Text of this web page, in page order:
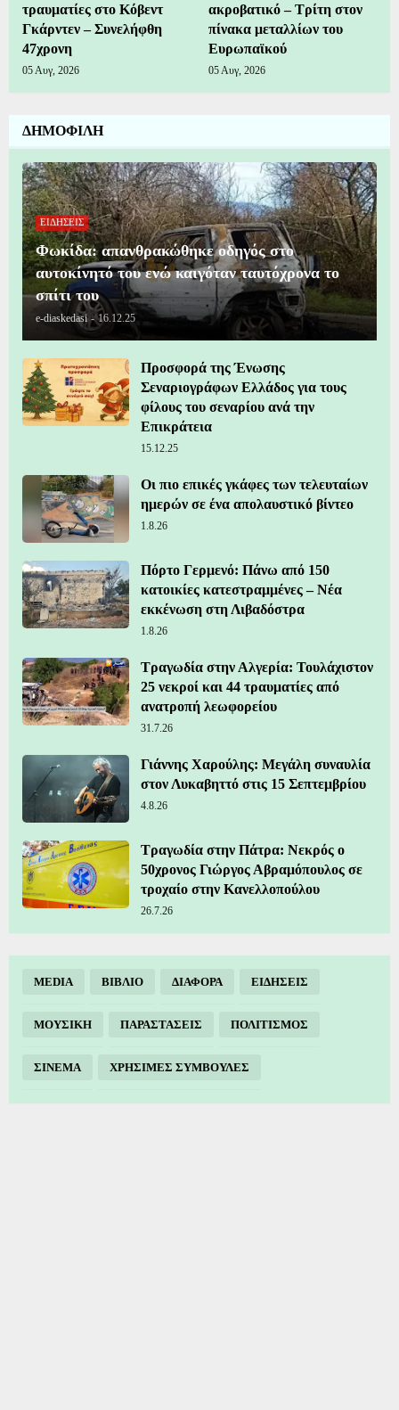
τραυματίες στο Κόβεντ
Γκάρντεν – Συνελήφθη
47χρονη
05 Αυγ, 2026
ακροβατικό – Τρίτη στον
πίνακα μεταλλίων του
Ευρωπαϊκού
05 Αυγ, 2026
ΔΗΜΟΦΙΛΗ
ΕΙΔΗΣΕΙΣ
Φωκίδα: απανθρακώθηκε οδηγός στο
αυτοκίνητό του ενώ καιγόταν ταυτόχρονα το
σπίτι του
e-diaskedasi - 16.12.25
Προσφορά της Ένωσης
Σεναριογράφων Ελλάδος για τους
φίλους του σεναρίου ανά την
Επικράτεια
15.12.25
Οι πιο επικές γκάφες των τελευταίων
ημερών σε ένα απολαυστικό βίντεο
1.8.26
Πόρτο Γερμενό: Πάνω από 150
κατοικίες κατεστραμμένες – Νέα
εκκένωση στη Λιβαδόστρα
1.8.26
Τραγωδία στην Αλγερία: Τουλάχιστον
25 νεκροί και 44 τραυματίες από
ανατροπή λεωφορείου
31.7.26
Γιάννης Χαρούλης: Μεγάλη συναυλία
στον Λυκαβηττό στις 15 Σεπτεμβρίου
4.8.26
Τραγωδία στην Πάτρα: Νεκρός ο
50χρονος Γιώργος Αβραμόπουλος σε
τροχαίο στην Κανελλοπούλου
26.7.26
MEDIA ΒΙΒΛΙΟ ΔΙΑΦΟΡΑ ΕΙΔΗΣΕΙΣ
ΜΟΥΣΙΚΗ ΠΑΡΑΣΤΑΣΕΙΣ ΠΟΛΙΤΙΣΜΟΣ
ΣΙΝΕΜΑ ΧΡΗΣΙΜΕΣ ΣΥΜΒΟΥΛΕΣ